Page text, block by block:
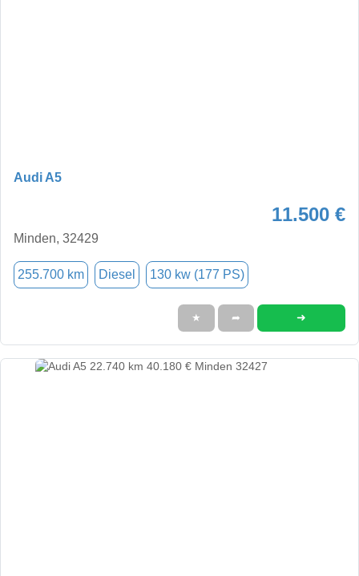
Audi A5
11.500 €
Minden, 32429
255.700 km Diesel 130 kw (177 PS)
★ ➦ ➜